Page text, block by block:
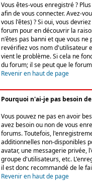
Vous êtes-vous enregistré ?
afin de vous connecter. Avez-
vous l'êtes) ? Si oui, vous
forum pour en découvrir la
n'êtes pas banni et que vous
revérifiez vos nom d'utilisateur
vient le problème. Si cela ne
du forum; il se peut que le
Revenir en haut de page
Pourquoi n'ai-je pas besoin
Vous pouvez ne pas en avoir
avez besoin ou non de vous
forums. Toutefois,
additionnelles non-disponibles
avatar, une messagerie privée,
groupe d'utilisateurs, etc.
il est donc recommandé de le
Revenir en haut de page